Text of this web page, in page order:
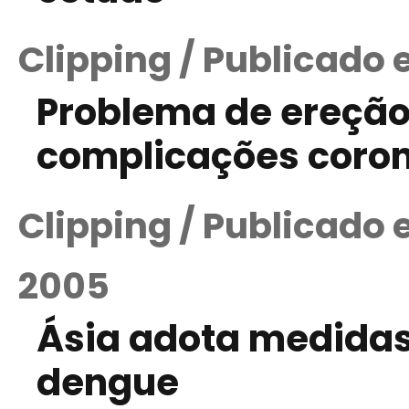
Clipping / Publicado
Problema de
complicações
Clipping / Publicado
2005
Ásia adota
dengue